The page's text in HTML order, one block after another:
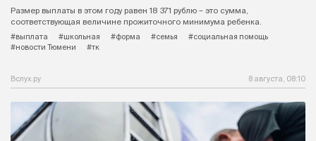
Размер выплаты в этом году равен 18 371 рублю – это сумма,
соответствующая величине прожиточного минимума ребенка.
#выплата
#школьная #форма #семья
#социальная помощь
#новости Тюмени
#тк
Вслух.ру 8 августа, 08:10